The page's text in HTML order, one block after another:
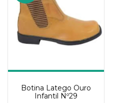
Botina Latego Ouro
Infantil Nº29